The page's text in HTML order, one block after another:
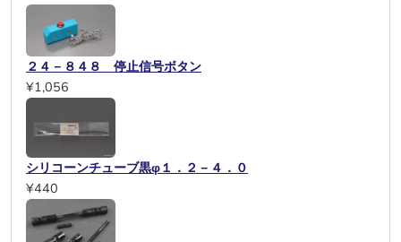
２４－８４８ 停止信号ボタン
¥1,056
シリコーンチューブ黒φ１．２－４．０
¥440